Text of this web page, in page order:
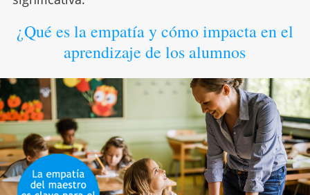
¿Qué es la empatía y cómo impacta en el
aprendizaje de los alumnos